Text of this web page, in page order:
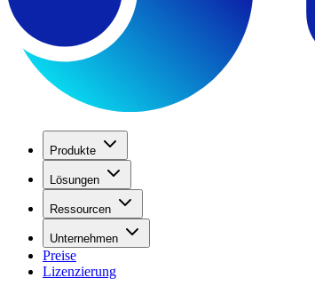
Produkte
Lösungen
Ressourcen
Unternehmen
Preise
Lizenzierung